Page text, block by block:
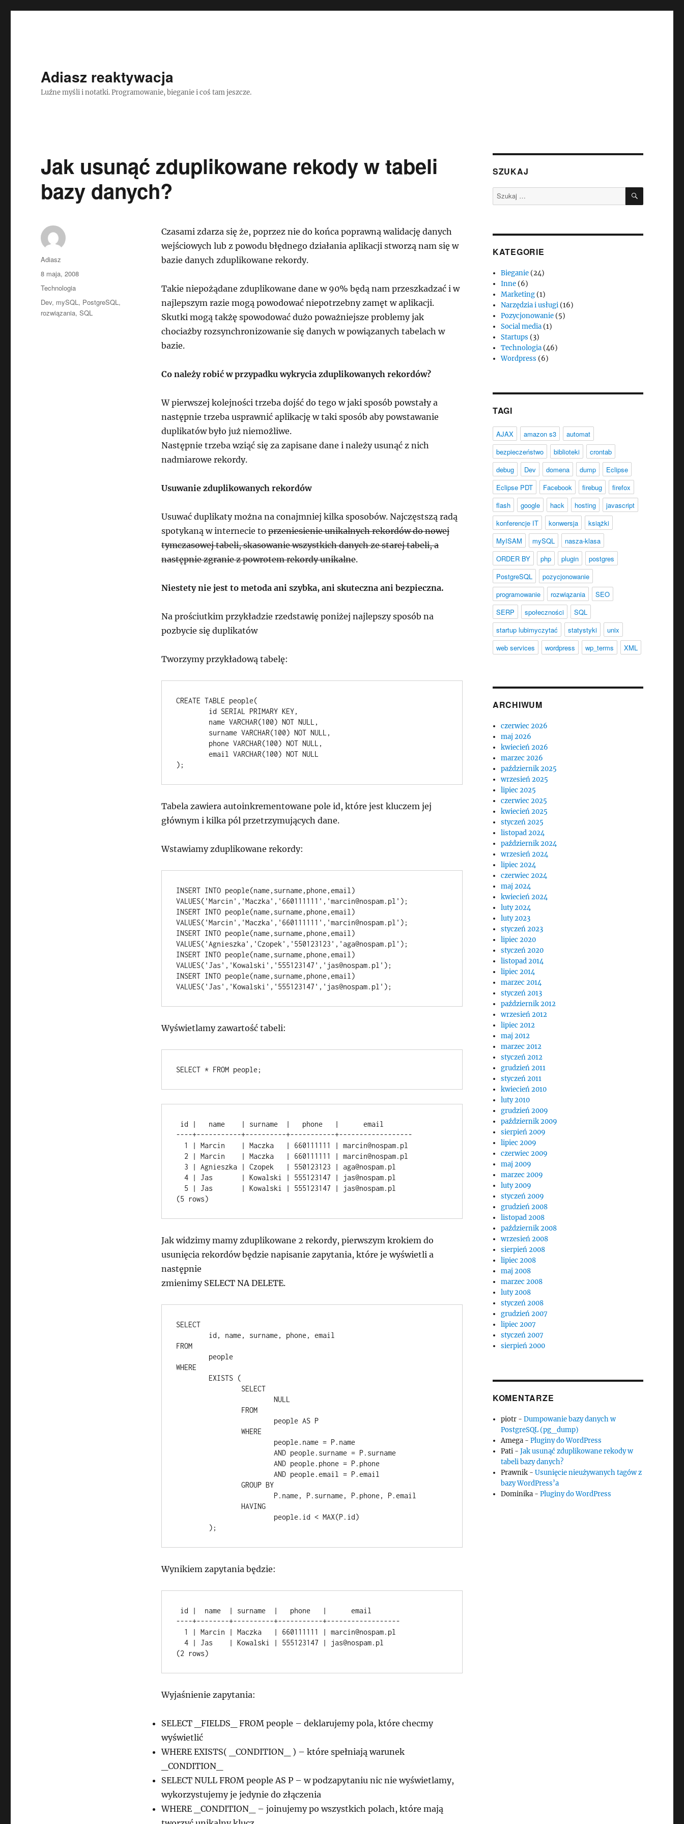
Adiasz reaktywacja
Luźne myśli i notatki. Programowanie, bieganie i coś tam jeszcze.
Jak usunąć zduplikowane rekody w tabeli
bazy danych?
Czasami zdarza się że, poprzez nie do końca poprawną walidację danych
wejściowych lub z powodu błędnego działania aplikacji stworzą nam się w
bazie danych zduplikowane rekordy.
Takie niepożądane zduplikowane dane w 90% będą nam przeszkadzać i w
najlepszym razie mogą powodować niepotrzebny zamęt w aplikacji.
Skutki mogą takżę spowodować dużo poważniejsze problemy jak
chociażby rozsynchronizowanie się danych w powiązanych tabelach w
bazie.
Co należy robić w przypadku wykrycia zduplikowanych rekordów?
W pierwszej kolejności trzeba dojść do tego w jaki sposób powstały a
następnie trzeba usprawnić aplikację w taki sposób aby powstawanie
duplikatów było już niemożliwe.
Następnie trzeba wziąć się za zapisane dane i należy usunąć z nich
nadmiarowe rekordy.
Usuwanie zduplikowanych rekordów
Usuwać duplikaty można na conajmniej kilka sposobów. Najczęstszą radą
spotykaną w internecie to przeniesienie unikalnych rekordów do nowej
tymczasowej tabeli, skasowanie wszystkich danych ze starej tabeli, a
następnie zgranie z powrotem rekordy unikalne.
Niestety nie jest to metoda ani szybka, ani skuteczna ani bezpieczna.
Na prościutkim przykładzie rzedstawię poniżej najlepszy sposób na
pozbycie się duplikatów
Tworzymy przykładową tabelę:
CREATE TABLE people(
Tabela zawiera autoinkrementowane pole id, które jest kluczem jej
głównym i kilka pól przetrzymujących dane.
Wstawiamy zduplikowane rekordy:
INSERT INTO people(name,surname,phone,email)
VALUES('Marcin','Maczka','660111111','marcin@nospam.pl');
INSERT INTO people(name,surname,phone,email)
VALUES('Marcin','Maczka','660111111','marcin@nospam.pl');
INSERT INTO people(name,surname,phone,email)
VALUES('Agnieszka','Czopek','550123123','aga@nospam.pl');
INSERT INTO people(name,surname,phone,email)
VALUES('Jas','Kowalski','555123147','jas@nospam.pl');
INSERT INTO people(name,surname,phone,email)
Wyświetlamy zawartość tabeli:
----+-----------+----------+-----------+------------------
Jak widzimy mamy zduplikowane 2 rekordy, pierwszym krokiem do
usunięcia rekordów będzie napisanie zapytania, które je wyświetli a
następnie
zmienimy SELECT NA DELETE.
SELECT
FROM
WHERE
Wynikiem zapytania będzie:
----+--------+----------+-----------+------------------
Wyjaśnienie zapytania:
SELECT _FIELDS_ FROM people – deklarujemy pola, które checmy
wyświetlić
WHERE EXISTS( _CONDITION_ ) – które spełniają warunek
_CONDITION_
SELECT NULL FROM people AS P – w podzapytaniu nic nie wyświetlamy,
wykorzystujemy je jedynie do złączenia
WHERE _CONDITION_ – joinujemy po wszystkich polach, które mają
Autor
Adiasz
Data
publikacji
8 maja, 2008
Kategorie
Technologia
Tagi
Dev, mySQL, PostgreSQL,
rozwiązania,SQL
SZUKAJ
Szukaj: SZUKAJ
KATEGORIE
Bieganie (24)
Inne (6)
Marketing (1)
Narzędzia i usługi (16)
Pozycjonowanie (5)
Social media (1)
Startups (3)
Technologia (46)
Wordpress (6)
TAGI
AJAX amazon s3
automat
bezpieczeństwo
biblioteki
crontab
debug
Dev domena dump
Eclipse
Eclipse PDT
Facebook firebug
firefox
flash
google hack hosting
javascript
konferencje IT
konwersja
książki
MyISAM
mySQL
nasza-klasa
ORDER BY
php plugin
postgres
PostgreSQL
pozycjonowanie
programowanie
rozwiązania
SEO
SERP
społeczności
SQL
startup lubimyczytać
statystyki
unix
web services
wordpress wp_terms XML
ARCHIWUM
czerwiec 2026
maj 2026
kwiecień 2026
marzec 2026
październik 2025
wrzesień 2025
lipiec 2025
czerwiec 2025
kwiecień 2025
styczeń 2025
listopad 2024
październik 2024
wrzesień 2024
lipiec 2024
czerwiec 2024
maj 2024
kwiecień 2024
luty 2024
luty 2023
styczeń 2023
lipiec 2020
styczeń 2020
listopad 2014
lipiec 2014
marzec 2014
styczeń 2013
październik 2012
wrzesień 2012
lipiec 2012
maj 2012
marzec 2012
styczeń 2012
grudzień 2011
styczeń 2011
kwiecień 2010
luty 2010
grudzień 2009
październik 2009
sierpień 2009
lipiec 2009
czerwiec 2009
maj 2009
marzec 2009
luty 2009
styczeń 2009
grudzień 2008
listopad 2008
październik 2008
wrzesień 2008
sierpień 2008
lipiec 2008
maj 2008
marzec 2008
luty 2008
styczeń 2008
grudzień 2007
lipiec 2007
styczeń 2007
sierpień 2000
KOMENTARZE
piotr -Dumpowanie bazy danych w
PostgreSQL (pg_dump)
Amega -Pluginy do WordPress
Pati -Jak usunąć zduplikowane rekody w
tabeli bazy danych?
Prawnik -Usunięcie nieużywanych tagów z
bazy WordPress’a
Dominika -Pluginy do WordPress